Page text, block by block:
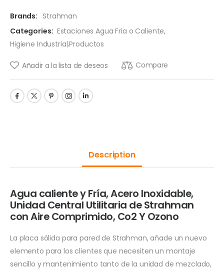
Brands: Strahman
Categories: Estaciones Agua Fria o Caliente,
Higiene Industrial,Productos
Añadir a la lista de deseos Compare
Description
Agua caliente y Fría, Acero Inoxidable,
Unidad Central Utilitaria de Strahman
con Aire Comprimido, Co2 Y Ozono
La placa sólida para pared de Strahman, añade un nuevo
elemento para los clientes que necesiten un montaje
sencillo y mantenimiento tanto de la unidad de mezclado,